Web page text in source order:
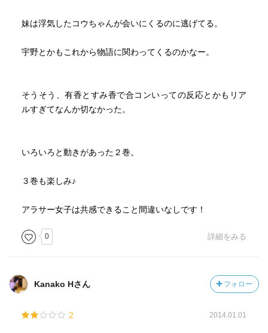
妹は浮気したコウちゃんが会いにくるのに逃げてる。
宇野とかもこれから物語に関わってくるのかなー。
そうそう、有香とすみ香で合コンいっての反応とかもリア
ルすぎてなんか切なかった。
いろいろと動きがあった２巻。
３巻も楽しみ♪
アラサー女子は共感できること間違いなしです！
0 詳細をみる
Kanako Hさん フォロー
2 2014.01.01